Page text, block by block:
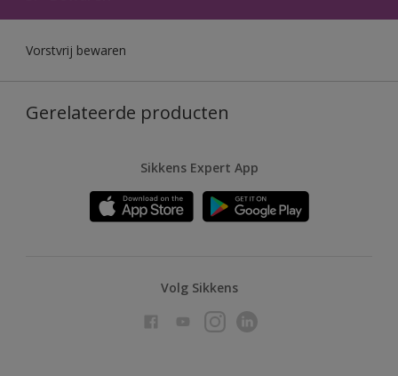
Vorstvrij bewaren
Gerelateerde producten
Sikkens Expert App
Volg Sikkens